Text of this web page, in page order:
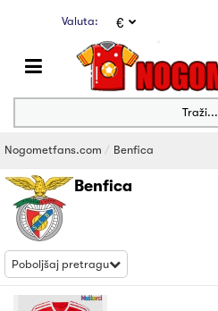
Valuta: €
Traži...
Nogometfans.com Benfica
Benfica
Poboljšaj pretragu